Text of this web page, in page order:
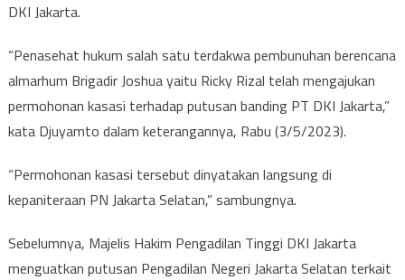
DKI Jakarta.
“Penasehat hukum salah satu terdakwa pembunuhan berencana
almarhum Brigadir Joshua yaitu Ricky Rizal telah mengajukan
permohonan kasasi terhadap putusan banding PT DKI Jakarta,”
kata Djuyamto dalam keterangannya, Rabu (3/5/2023).
“Permohonan kasasi tersebut dinyatakan langsung di
kepaniteraan PN Jakarta Selatan,” sambungnya.
Sebelumnya, Majelis Hakim Pengadilan Tinggi DKI Jakarta
menguatkan putusan Pengadilan Negeri Jakarta Selatan terkait